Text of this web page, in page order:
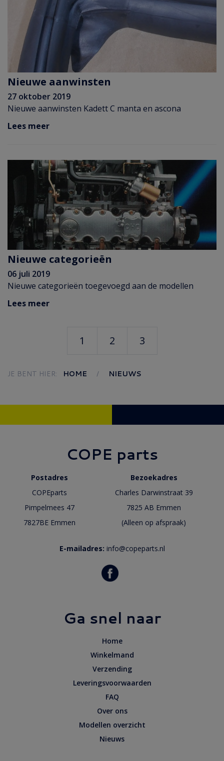
Nieuwe aanwinsten
27 oktober 2019
Nieuwe aanwinsten Kadett C manta en ascona
Lees meer
Nieuwe categorieën
06 juli 2019
Nieuwe categorieën toegevoegd aan de modellen
Lees meer
1 2 3
JE BENT HIER: HOME NIEUWS
COPE parts
Postadres
Bezoekadres
COPEparts
Charles Darwinstraat 39
Pimpelmees 47
7825 AB Emmen
7827BE Emmen
(Alleen op afspraak)
E-mailadres: info@copeparts.nl
Ga snel naar
Home
Winkelmand
Verzending
Leveringsvoorwaarden
FAQ
Over ons
Modellen overzicht
Nieuws